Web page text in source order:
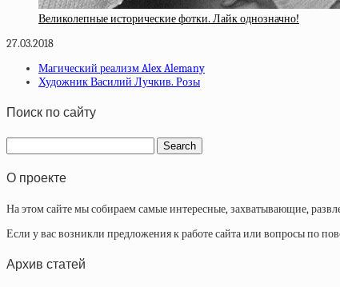
Великолепные исторические фотки. Лайк однозначно!
27.03.2018
Магический реализм Alex Alemany
Художник Василий Лучкив. Розы
Поиск по сайту
О проекте
На этом сайте мы собираем самые интересные, захватывающие,
Если у вас возникли предложения к работе сайта или вопросы по
Архив статей